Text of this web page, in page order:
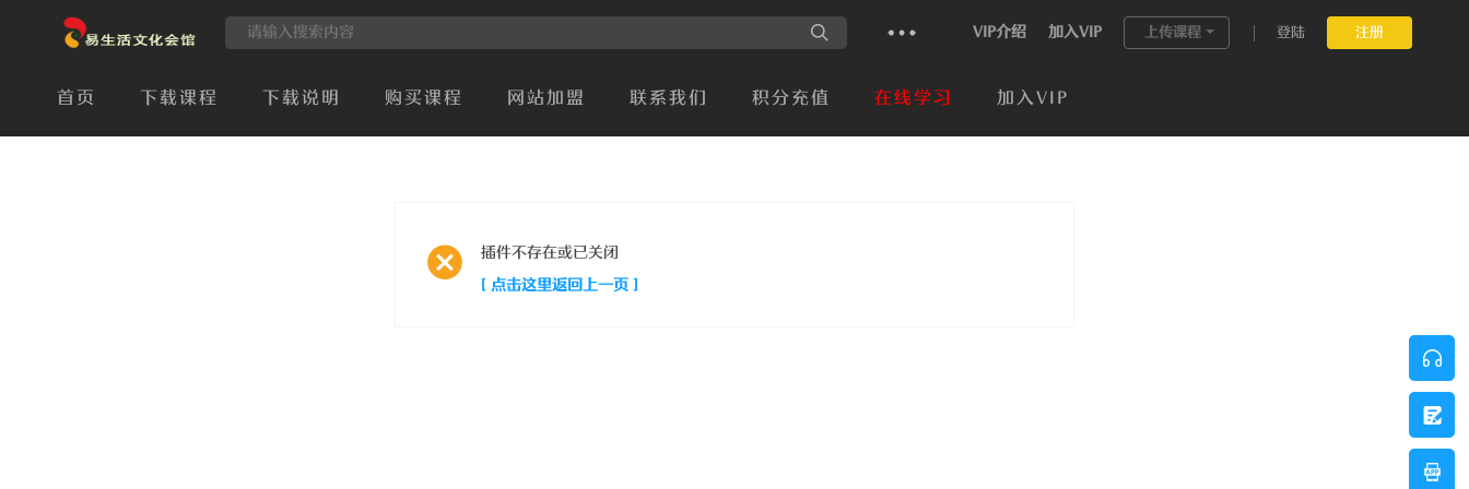
VIP介绍 加入VIP 上传课程 登陆 注册
首页 下载课程 下载说明 购买课程 网站加盟 联系我们 积分充值 在线学习 加入VIP
插件不存在或已关闭
[ 点击这里返回上一页 ]